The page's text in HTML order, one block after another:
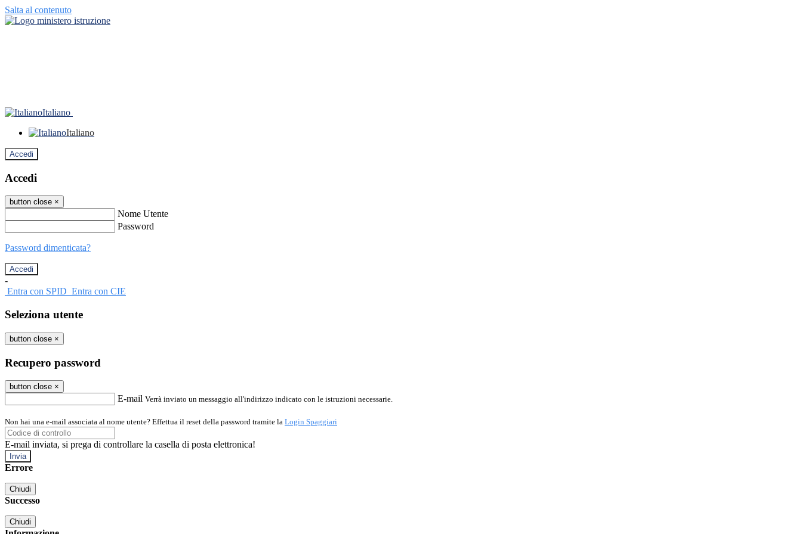
Salta al contenuto
Italiano
Italiano
Accedi
Accedi
button close ×
Nome Utente
Password
Password dimenticata?
-
Entra con SPID Entra con CIE
Seleziona utente
button close ×
Recupero password
button close ×
E-mail Verrà inviato un messaggio all'indirizzo indicato con le istruzioni necessarie.
Non hai una e-mail associata al nome utente? Effettua il reset della password tramite la Login Spaggiari
E-mail inviata, si prega di controllare la casella di posta elettronica!
Errore
Chiudi
Successo
Chiudi